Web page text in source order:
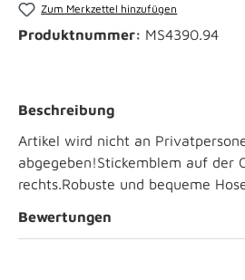
Zum Merkzettel hinzufügen
Produktnummer: MS4390.94
Beschreibung
Artikel wird nicht an
abgegeben!Stickemblem auf der
rechts.Robuste und bequeme
Bewertungen